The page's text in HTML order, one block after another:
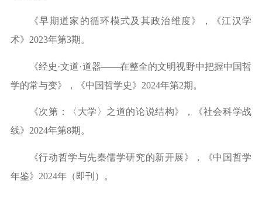
《早期道家的循环模式及其政治维度》，《江汉学
术》 2023年第3期。
《经史 ·文道·道器——在整全的文明视野中把握中国哲
学的常与变》，《中国哲学史》2024年第2期。
《次第：〈大学〉之道的论说结构》，《社会科学战
线》 2024年第8期。
《行动哲学与先秦儒学研究的新开展》，《中国哲学
年鉴》 2024年（即刊）。